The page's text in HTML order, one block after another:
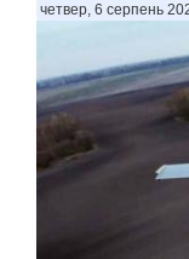
четвер, 6 серпень